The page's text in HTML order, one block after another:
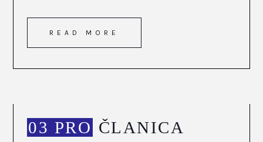
READ MORE
03 PRO ČLANICA